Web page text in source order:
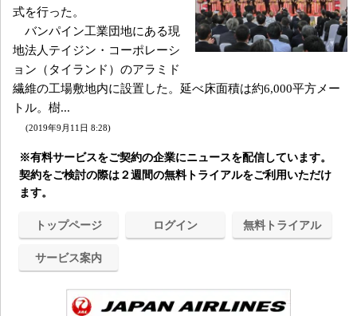
式を行った。
バンパイン工業団地にある現
地法人テイジン・コーポレーシ
ョン（タイランド）のアラミド
繊維の工場敷地内に設置した。延べ床面積は約6,000平方メー
トル。樹...
(2019年9月11日 8:28)
※有料サービスをご契約の企業にニュースを配信しています。
契約をご検討の際は２週間の無料トライアルをご利用いただけ
ます。
トップページ ログイン 無料トライアル
サービス案内